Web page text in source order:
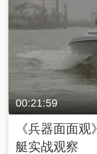
00:21:59
《兵器面面
艇实战观察